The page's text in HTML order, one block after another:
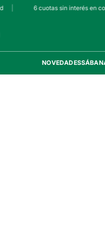
6 cuotas sin interés en
NOVEDADES